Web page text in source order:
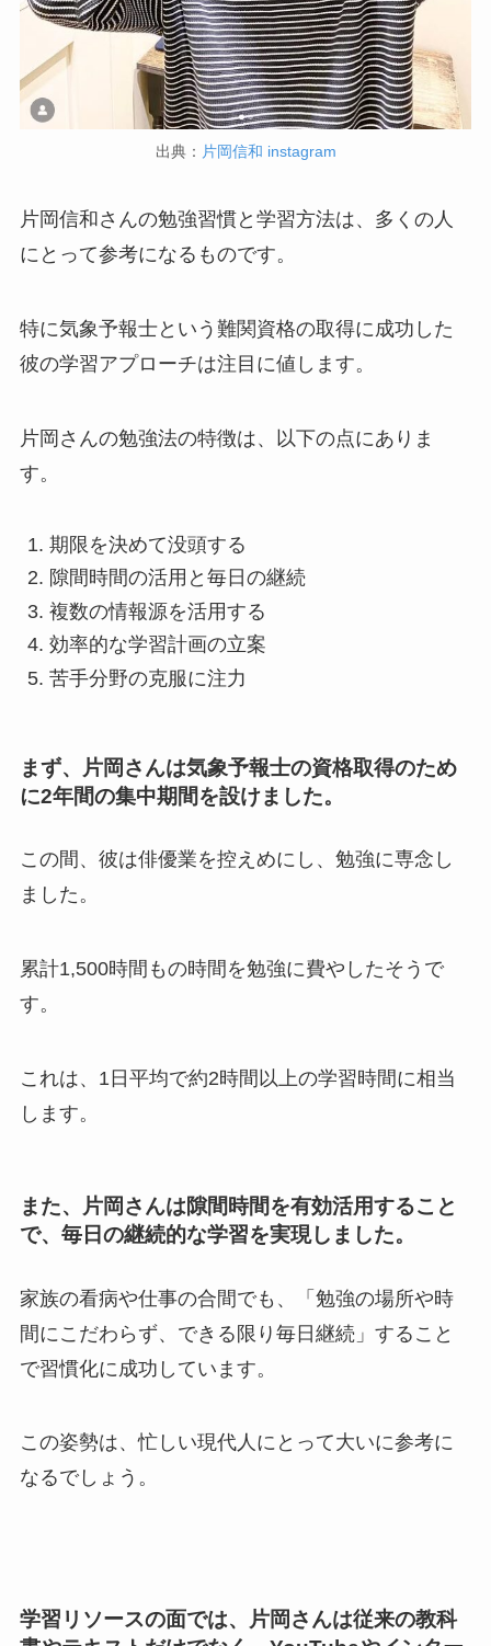
出典： 片岡信和 instagram
片岡信和さんの勉強習慣と学習方法は、多くの人
にとって参考になるものです。
特に気象予報士という難関資格の取得に成功した
彼の学習アプローチは注目に値します。
片岡さんの勉強法の特徴は、以下の点にありま
す。
期限を決めて没頭する
隙間時間の活用と毎日の継続
複数の情報源を活用する
効率的な学習計画の立案
苦手分野の克服に注力
まず、片岡さんは気象予報士の資格取得のため
に2年間の集中期間を設けました。
この間、彼は俳優業を控えめにし、勉強に専念し
ました。
累計1,500時間もの時間を勉強に費やしたそうで
す。
これは、1日平均で約2時間以上の学習時間に相当
します。
また、片岡さんは隙間時間を有効活用すること
で、毎日の継続的な学習を実現しました。
家族の看病や仕事の合間でも、「勉強の場所や時
間にこだわらず、できる限り毎日継続」すること
で習慣化に成功しています。
この姿勢は、忙しい現代人にとって大いに参考に
なるでしょう。
学習リソースの面では、片岡さんは従来の教科